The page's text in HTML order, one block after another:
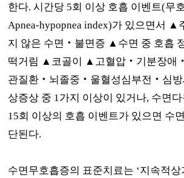
한다.시간당 5회 이상 호흡 이벤트(무
Apnea-hypopnea index)가 있으면서 ▲
지 않은 수면 ‧ 불면증 ▲ 수면 중 호흡
떡거림 ▲ 코골이 ▲ 고혈압 ‧ 기분장애 ‧
관질환 ‧ 뇌졸중 ‧ 울혈성심부전 ‧ 심
상증상 중 1가지 이상이 있거나, 수면
15회 이상의 호흡 이벤트가 있으면 수
단된다.
수면무호흡증의 표준치료는 ‘지속적